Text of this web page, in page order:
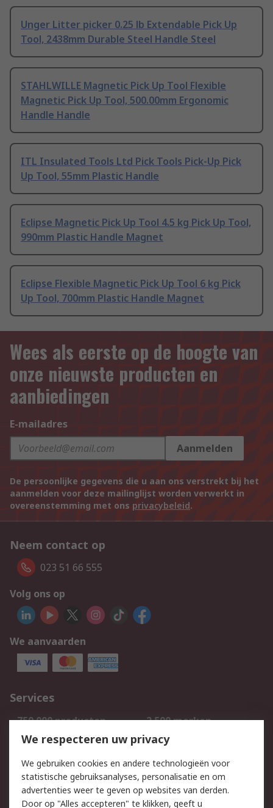
Unger Litter picker 0.25 lb Extendable Pick Up
Tool, 2438mm Durable Steel Handle Steel
STAHLWILLE Magnetic Pick Up Tool Flexible
Magnetic Pick Up Tool, 500.00mm Ergonomic
Handle Handle
ITL Insulated Tools Ltd Pick Tools Pick-Up Pick
Up Tool, 55mm Plastic Handle
Eclipse Magnetic Pick Up Tool 4.5 kg Pick Up Tool,
990mm Plastic Handle Magnet
Eclipse Flexible Magnetic Pick Up Tool 6 kg Pick
Up Tool, 700mm Plastic Handle Magnet
Wees als eerste op de hoogte van
onze nieuwste producten en
aanbiedingen
E-mailadres
Aanmelden
De persoonlijke gegevens die u aan ons verstrekt bij het
aanmelden voor deze mailinglijst worden verwerkt in
overeenstemming met ons privacybeleid.
Neem contact op
023 51 66 555
Volg ons op
We aanvaarden
Services
750.000 producten
2.500 merken
Bestellen
Inkoopoplossingen
Track & Trace
Wettelijk
We respecteren uw privacy
We gebruiken cookies en andere technologieën voor
statistische gebruiksanalyses, personalisatie en om
advertenties weer te geven op websites van derden.
Door op "Alles accepteren" te klikken, geeft u